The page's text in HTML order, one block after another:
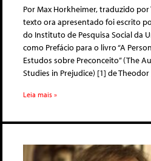
Por Max Horkheimer, traduzido
texto ora apresentado foi escrito
do Instituto de Pesquisa Social da
como Prefácio para o livro “A
Estudos sobre Preconceito” (The
Studies in Prejudice) [1] de
Leia mais »